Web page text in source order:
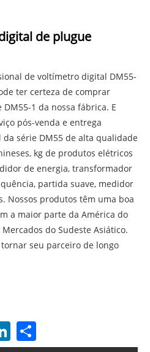
de plugue
de voltímetro digital DM55-
ter certeza de comprar
1 da nossa fábrica. E
pós-venda e entrega
série DM55 de alta qualidade
kg de produtos elétricos
de energia, transformador
partida suave, medidor
Nossos produtos têm uma boa
a maior parte da América do
do Sudeste Asiático.
seu parceiro de longo
LinkedIn